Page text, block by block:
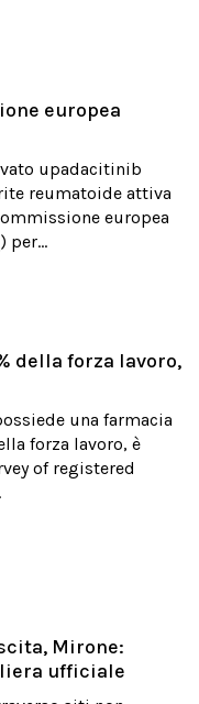
europea
upadacitinib
reumatoide attiva
europea
per...
della forza lavoro,
una farmacia
forza lavoro, è
of registered
Mirone:
ufficiale